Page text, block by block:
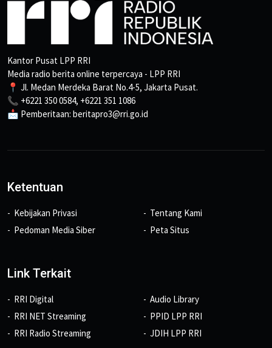
Kantor Pusat LPP RRI
Media radio berita online terpercaya - LPP RRI
📍 Jl. Medan Merdeka Barat No.4-5, Jakarta Pusat.
📞 +6221 350 0584, +6221 351 1086
📩 Pemberitaan: beritapro3@rri.go.id
Ketentuan
Kebijakan Privasi
Pedoman Media Siber
Tentang Kami
Peta Situs
Link Terkait
RRI Digital
RRI NET Streaming
RRI Radio Streaming
Audio Library
PPID LPP RRI
JDIH LPP RRI